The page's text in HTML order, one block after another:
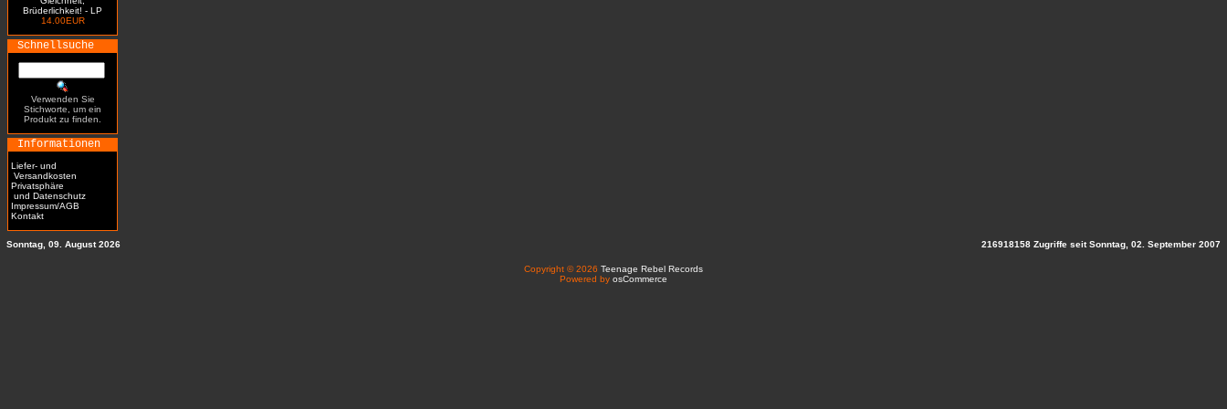
Brüderlichkeit! - LP
14.00EUR
Schnellsuche
Verwenden Sie
Stichworte, um ein
Produkt zu finden.
Informationen
Liefer- und
Versandkosten
Privatsphäre
und Datenschutz
Impressum/AGB
Kontakt
Sonntag, 09. August 2026 216918158 Zugriffe seit Sonntag, 02. September 2007
Copyright © 2026 Teenage Rebel Records
Powered by osCommerce